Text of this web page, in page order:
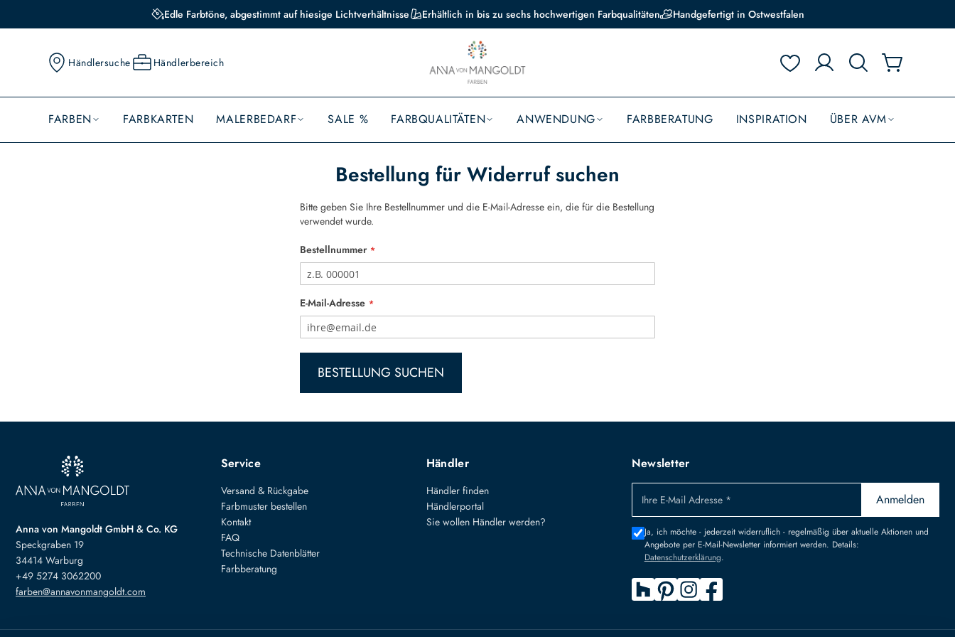
Edle Farbtöne, abgestimmt auf hiesige Lichtverhältnisse Erhältlich in bis zu sechs hochwertigen Farbqualitäten Handgefertigt in Ostwestfalen
Händlersuche Händlerbereich
FARBEN FARBKARTEN MALERBEDARF SALE % FARBQUALITÄTEN ANWENDUNG FARBBERATUNG INSPIRATION ÜBER AVM
Bestellung für Widerruf suchen
Bitte geben Sie Ihre Bestellnummer und die E-Mail-Adresse ein, die für die Bestellung
verwendet wurde.
Bestellnummer
E-Mail-Adresse
BESTELLUNG SUCHEN
Anna von Mangoldt GmbH & Co. KG
Speckgraben 19
34414 Warburg
+49 5274 3062200
farben@annavonmangoldt.com
Service
Versand & Rückgabe
Farbmuster bestellen
Kontakt
FAQ
Technische Datenblätter
Farbberatung
Händler
Händler finden
Händlerportal
Sie wollen Händler werden?
Newsletter
Ihre E-Mail Adresse * Anmelden
Ja, ich möchte - jederzeit widerruflich - regelmäßig über aktuelle Aktionen und
Angebote per E-Mail-Newsletter informiert werden. Details:
Datenschutzerklärung.